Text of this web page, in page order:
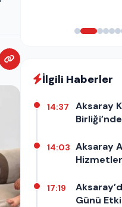
İlgili Haberler
14:37
Aksaray
14:03 Aksaray
17:19
Günü